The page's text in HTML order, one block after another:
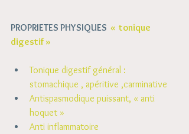
PROPRIETES PHYSIQUES «  tonique
digestif »
Tonique digestif général :
stomachique , apéritive ,carminative
Antispasmodique puissant, « anti
hoquet »
Anti inflammatoire